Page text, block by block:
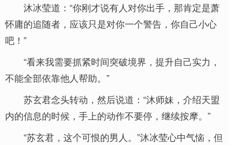
沐冰莹道：“你刚才说有人对你出手，那肯定是萧
怀庸的追随者，应该只是对你一个警告，你自己小心
吧！”
“看来我需要抓紧时间突破境界，提升自己实力，
不能全部依靠他人帮助。”
苏玄君念头转动，然后说道：“沐师妹，介绍天盟
内的信息的时候，手上的动作不要停，继续按摩。”
“苏玄君，这个可恨的男人。”沐冰莹心中气恼，但